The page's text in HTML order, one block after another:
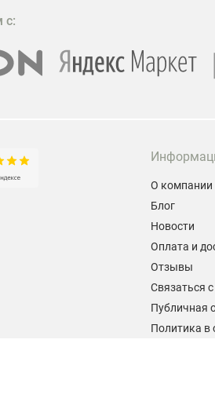
способов стать
с:
О компании
Блог
Новости
Оплата и
Отзывы
Связаться
Публичная
Политика в